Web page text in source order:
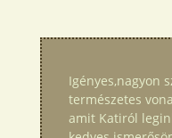
Igényes,nagyon
természetes
amit Katiról